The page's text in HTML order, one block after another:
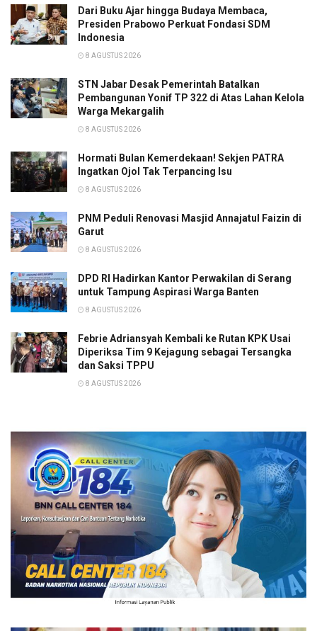
Dari Buku Ajar hingga Budaya Membaca,
Presiden Prabowo Perkuat Fondasi SDM
Indonesia
8 AGUSTUS 2026
STN Jabar Desak Pemerintah Batalkan
Pembangunan Yonif TP 322 di Atas Lahan Kelola
Warga Mekargalih
8 AGUSTUS 2026
Hormati Bulan Kemerdekaan! Sekjen PATRA
Ingatkan Ojol Tak Terpancing Isu
8 AGUSTUS 2026
PNM Peduli Renovasi Masjid Annajatul Faizin di
Garut
8 AGUSTUS 2026
DPD RI Hadirkan Kantor Perwakilan di Serang
untuk Tampung Aspirasi Warga Banten
8 AGUSTUS 2026
Febrie Adriansyah Kembali ke Rutan KPK Usai
Diperiksa Tim 9 Kejagung sebagai Tersangka
dan Saksi TPPU
8 AGUSTUS 2026